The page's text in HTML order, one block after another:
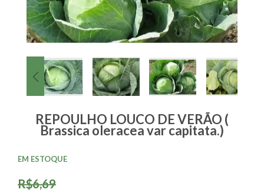
REPOULHO LOUCO DE VERÃO (
Brassica oleracea var capitata.)
R$6,69
EM ESTOQUE